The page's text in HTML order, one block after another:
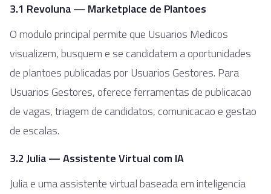
3.1 Revoluna — Marketplace de Plantoes
O modulo principal permite que Usuarios Medicos
visualizem, busquem e se candidatem a oportunidades
de plantoes publicadas por Usuarios Gestores. Para
Usuarios Gestores, oferece ferramentas de publicacao
de vagas, triagem de candidatos, comunicacao e gestao
de escalas.
3.2 Julia — Assistente Virtual com IA
Julia e uma assistente virtual baseada em inteligencia